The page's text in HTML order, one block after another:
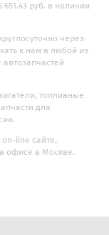
651.43 руб. в наличии
через
к нам в любой из
топливные
для
line сайте,
офисе в Москве.